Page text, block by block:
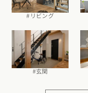
#リビング
#玄関